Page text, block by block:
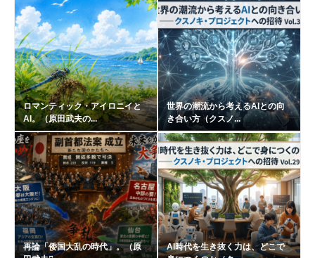
ロマンティック・アイロニイと
AI。（原田武夫の...
世界の潮流から考えるAIとの向
き合い方（クスノ...
再論「倭国大乱の時代」。（原
AI時代を生き抜く力は、どこで